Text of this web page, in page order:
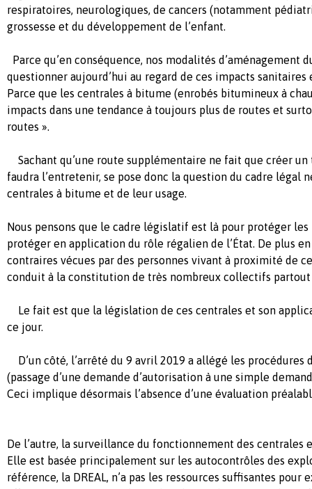
respiratoires, neurologiques, de cancers (notamment
grossesse et du développement de l’enfant.
Parce qu’en conséquence, nos modalités d’aménagement
questionner aujourd’hui au regard de ces impacts
Parce que les centrales à bitume (enrobés bitumineux à
impacts dans une tendance à toujours plus de routes et
routes ».
Sachant qu’une route supplémentaire ne fait que créer
faudra l’entretenir, se pose donc la question du cadre légal
centrales à bitume et de leur usage.
Nous pensons que le cadre législatif est là pour protéger
protéger en application du rôle régalien de l’État. De plus
contraires vécues par des personnes vivant à proximité de
conduit à la constitution de très nombreux collectifs partout
Le fait est que la législation de ces centrales et son
ce jour.
D’un côté, l’arrêté du 9 avril 2019 a allégé les procédures
(passage d’une demande d’autorisation à une simple
Ceci implique désormais l’absence d’une évaluation
De l’autre, la surveillance du fonctionnement des centrales
Elle est basée principalement sur les autocontrôles des
référence, la DREAL, n’a pas les ressources suffisantes pour